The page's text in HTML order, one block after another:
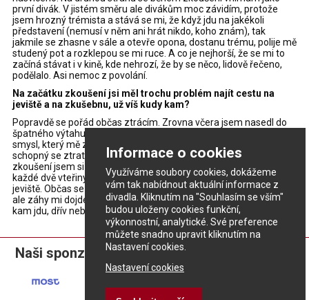
Informace o cookies
Využíváme soubory cookies, dokážeme
vám tak nabídnout aktuální informace z
divadla. Kliknutím na "Souhlasím se vším"
budou uloženy cookies funkční,
výkonnostní, analytické. Své preference
můžete snadno upravit kliknutím na
Nastavení cookies.
Nastavení cookies
první divák. V jistém směru ale divákům moc závidím, protože
jsem hrozný trémista a stává se mi, že když jdu na jakékoli
představení (nemusí v něm ani hrát nikdo, koho znám), tak
jakmile se zhasne v sále a otevře opona, dostanu trému, polije mě
studený pot a rozklepou se mi ruce. A co je nejhorší, že se mi to
začíná stávat i v kině, kde nehrozí, že by se něco, lidově řečeno,
podělalo. Asi nemoc z povolání.
Na začátku zkoušení jsi měl trochu problém najít cestu na
jeviště a na zkušebnu, už víš kudy kam?
Popravdě se pořád občas ztrácím. Zrovna včera jsem nasedl do
špatného výtahu a nemohl najít jeviště. Za to může můj orientační
smysl, který mě zřejmě opustil ještě v kolébce. Někdy jsem
schopný se ztratit i na schodišti. Ale je pravda, že během
zkoušení jsem si už trochu zvykl a nemusím se kolemjdoucích
každé dvě vteřiny ptát, jestli jdu správně na zkušebnu, nebo na
jeviště. Občas se sice místo zkušebny objevím třeba na toaletách,
ale záhy mi dojde, že je to vlastně dobře. Beru to jako osud, ať jdu
kam jdu, dřív nebo později skončím tam, kde jsem měl zrovna být.
Naši sponzoři: